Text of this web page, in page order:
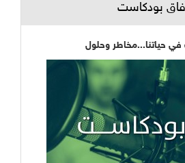
بودكاست
في حياتنا...مخاطر وحلول